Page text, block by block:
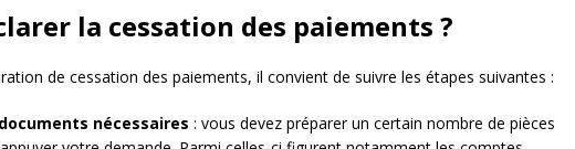
la cessation des paiements ?
de cessation des paiements, il convient de suivre les étapes suivantes :
nécessaires : vous devez préparer un certain nombre de pièces